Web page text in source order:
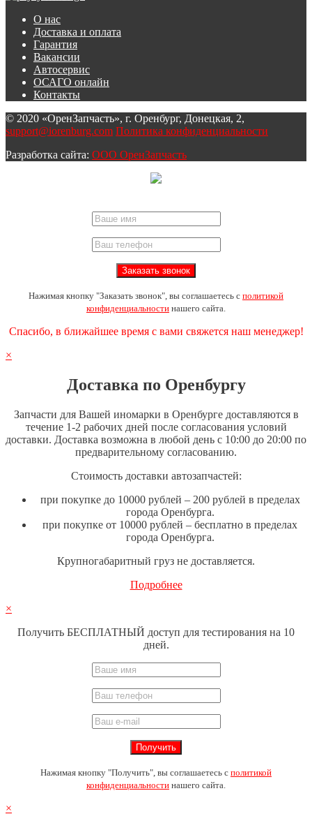
О нас
Доставка и оплата
Гарантия
Вакансии
Автосервис
ОСАГО онлайн
Контакты
© 2020 «ОренЗапчасть», г. Оренбург, Донецкая, 2,
support@iorenburg.com Политика конфиденциальности
Разработка сайта: ООО ОренЗапчасть
Нажимая кнопку "Заказать звонок", вы соглашаетесь с политикой
конфиденциальности нашего сайта.
Спасибо, в ближайшее время с вами свяжется наш менеджер!
×
Доставка по Оренбургу
Запчасти для Вашей иномарки в Оренбурге доставляются в
течение 1-2 рабочих дней после согласования условий
доставки. Доставка возможна в любой день с 10:00 до 20:00 по
предварительному согласованию.
Стоимость доставки автозапчастей:
при покупке до 10000 рублей – 200 рублей в пределах
города Оренбурга.
при покупке от 10000 рублей – бесплатно в пределах
города Оренбурга.
Крупногабаритный груз не доставляется.
Подробнее
×
Получить БЕСПЛАТНЫЙ доступ для тестирования на 10
дней.
Нажимая кнопку "Получить", вы соглашаетесь с политикой
конфиденциальности нашего сайта.
×